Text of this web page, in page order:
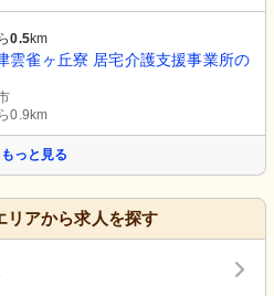
0.5km
雲雀ヶ丘寮 居宅介護支援事業所の
0.9km
もっと見る
リアから求人を探す